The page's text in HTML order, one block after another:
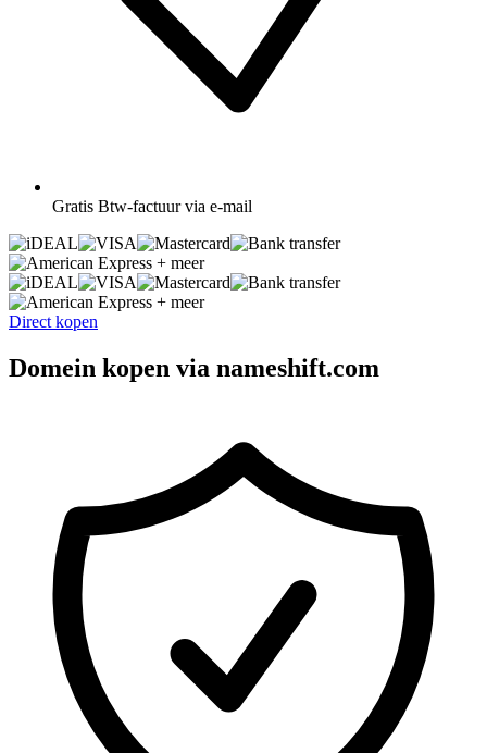
Gratis Btw-factuur via e-mail
+ meer
+ meer
Direct kopen
Domein kopen via nameshift.com